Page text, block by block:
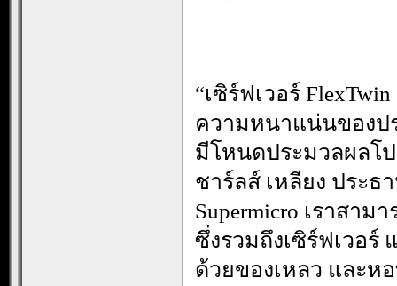
“เซิร์ฟเวอร์
ความหนาแน่นของป
มีโหนดประมวลผลโป
ชาร์ลส์ เหลียง ประธ
Supermicro เราสา
ซึ่งรวมถึงเซิร์ฟเวอร์
ด้วยของเหลว และห